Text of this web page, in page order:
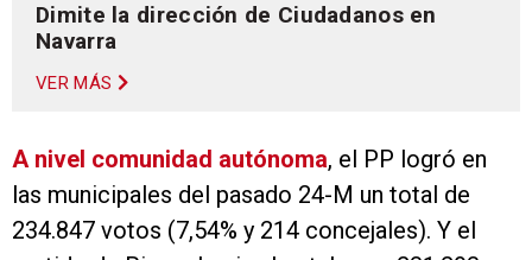
Dimite la dirección de Ciudadanos en
Navarra
VER MÁS
A nivel comunidad autónoma, el PP logró en
las municipales del pasado 24-M un total de
234.847 votos (7,54% y 214 concejales). Y el